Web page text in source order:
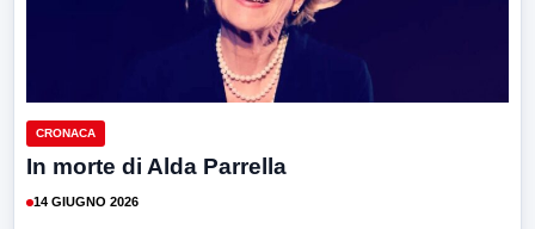
CRONACA
In morte di Alda Parrella
14 GIUGNO 2026